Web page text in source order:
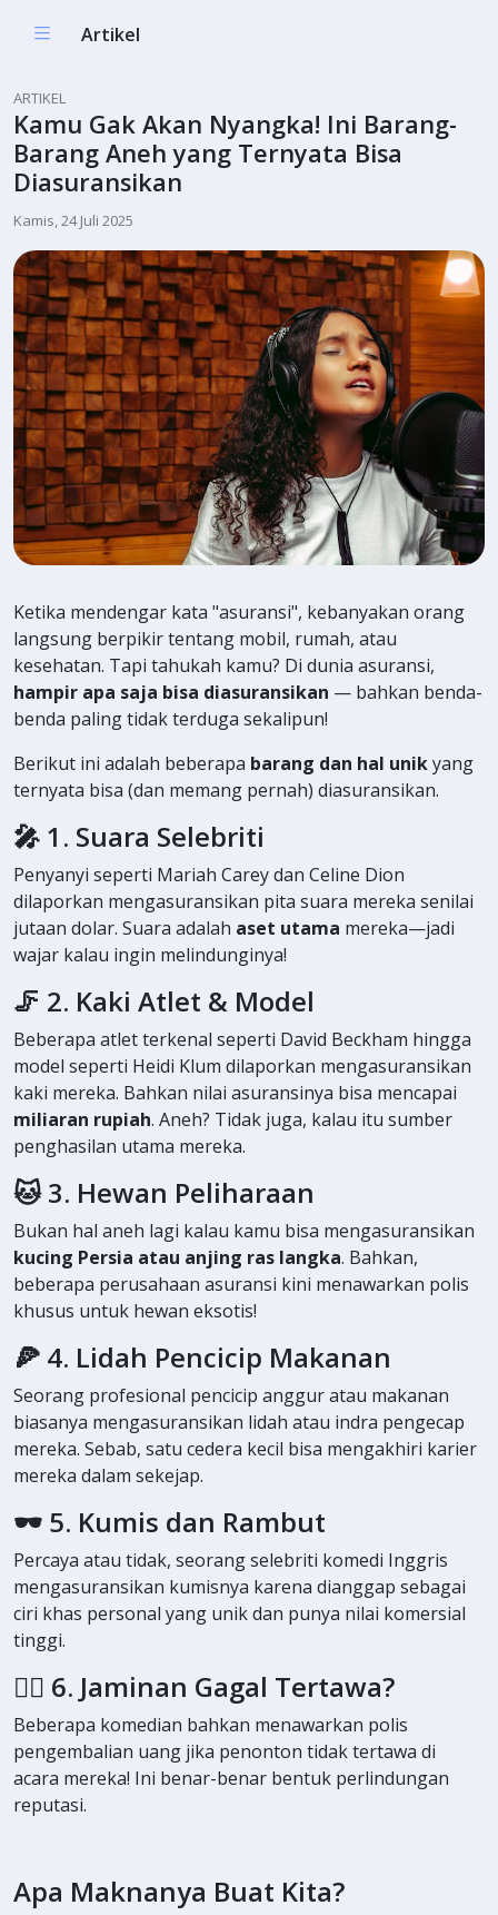
Artikel
ARTIKEL
Kamu Gak Akan Nyangka! Ini Barang-
Barang Aneh yang Ternyata Bisa
Diasuransikan
Kamis, 24 Juli 2025
Ketika mendengar kata "asuransi", kebanyakan orang
langsung berpikir tentang mobil, rumah, atau
kesehatan. Tapi tahukah kamu? Di dunia asuransi,
hampir apa saja bisa diasuransikan — bahkan benda-
benda paling tidak terduga sekalipun!
Berikut ini adalah beberapa barang dan hal unikyang
ternyata bisa (dan memang pernah) diasuransikan.
🎤 1. Suara Selebriti
Penyanyi seperti Mariah Carey dan Celine Dion
dilaporkan mengasuransikan pita suara mereka senilai
jutaan dolar. Suara adalah aset utama mereka—jadi
wajar kalau ingin melindunginya!
🦵 2. Kaki Atlet & Model
Beberapa atlet terkenal seperti David Beckham hingga
model seperti Heidi Klum dilaporkan mengasuransikan
kaki mereka. Bahkan nilai asuransinya bisa mencapai
miliaran rupiah. Aneh? Tidak juga, kalau itu sumber
penghasilan utama mereka.
🐱 3. Hewan Peliharaan
Bukan hal aneh lagi kalau kamu bisa mengasuransikan
kucing Persia atau anjing ras langka. Bahkan,
beberapa perusahaan asuransi kini menawarkan polis
khusus untuk hewan eksotis!
🍕 4. Lidah Pencicip Makanan
Seorang profesional pencicip anggur atau makanan
biasanya mengasuransikan lidah atau indra pengecap
mereka. Sebab, satu cedera kecil bisa mengakhiri karier
mereka dalam sekejap.
🕶️ 5. Kumis dan Rambut
Percaya atau tidak, seorang selebriti komedi Inggris
mengasuransikan kumisnya karena dianggap sebagai
ciri khas personal yang unik dan punya nilai komersial
tinggi.
🤹‍♂️ 6. Jaminan Gagal Tertawa?
Beberapa komedian bahkan menawarkan polis
pengembalian uang jika penonton tidak tertawa di
acara mereka! Ini benar-benar bentuk perlindungan
reputasi.
Apa Maknanya Buat Kita?